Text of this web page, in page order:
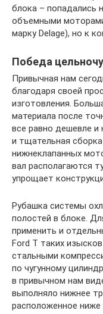
блока – попадались
объемными
марку Delage), но к
Победа
Привычная нам
благодаря своей
изготовления.
материала после
все равно дешевле
и тщательная
нижнеклапанных
вал располагаются
упрощает
Рубашка системы
полостей в блоке.
применить и
Ford T таких
стальными
по чугунному
в привычном нам
выполняло нижнее
расположенное ниже